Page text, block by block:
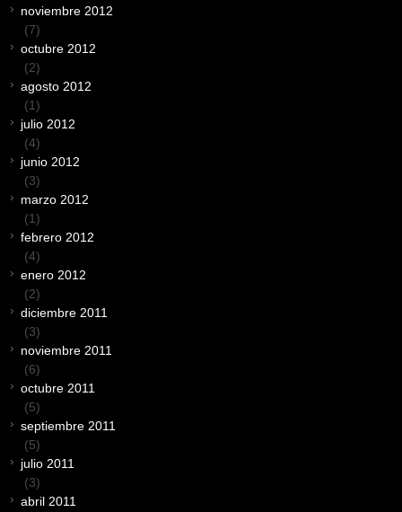
noviembre 2012
(7)
octubre 2012
(2)
agosto 2012
(1)
julio 2012
(4)
junio 2012
(3)
marzo 2012
(1)
febrero 2012
(4)
enero 2012
(2)
diciembre 2011
(3)
noviembre 2011
(6)
octubre 2011
(5)
septiembre 2011
(5)
julio 2011
(3)
abril 2011